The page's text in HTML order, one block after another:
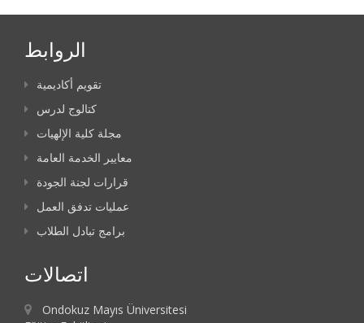
الروابط
تقويم أكاديمية
كتالوج لدرس
مجلة كلية الإلهيات
معايير الخدمة العامة
قرارات لجنة الجودة
عمليات تدفق العمل
برامج تبادل الطلاب
اتصالات
Ondokuz Mayıs Üniversitesi